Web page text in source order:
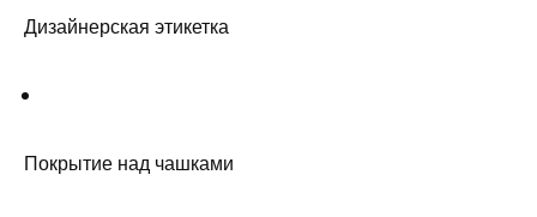
Дизайнерская этикетка
Покрытие над чашками